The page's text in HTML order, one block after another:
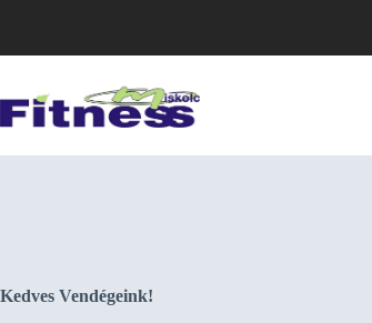
Kedves Vendégeink!